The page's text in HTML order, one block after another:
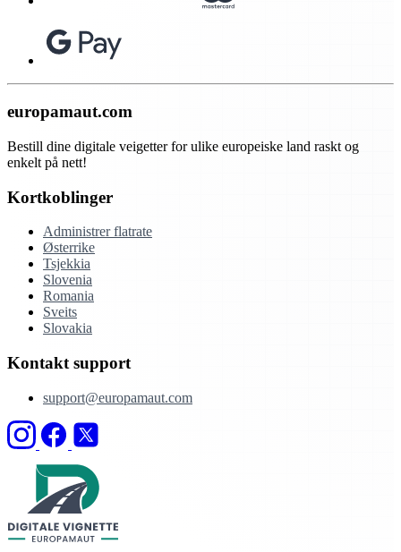
europamaut.com
Bestill dine digitale veigetter for ulike europeiske land raskt og
enkelt på nett!
Kortkoblinger
Administrer flatrate
Østerrike
Tsjekkia
Slovenia
Romania
Sveits
Slovakia
Kontakt support
support@europamaut.com